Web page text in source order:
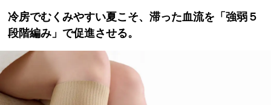
ュ
ー
冷房でむくみやすい夏こそ、滞った血流を「強弱５
段階編み」で促進させる。